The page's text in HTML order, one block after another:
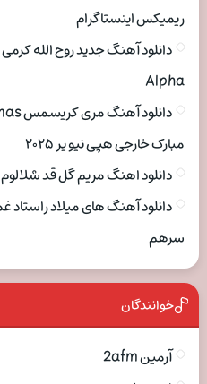
ریمیکس اینستاگرام
Alpha
مبارک خارجی هپی نیو یر ۲۰۲۵
دانلود اهنگ مریم گل قد
دانلود آهنگ های میلاد
سرهم
خوانندگان
آرمین 2afm